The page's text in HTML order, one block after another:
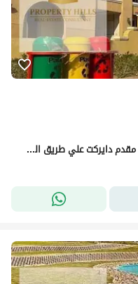
شقة 3 غرف للبيع في مدينة الشروق باقل مقدم دايركت علي طريق السويس بجوار مدينتي